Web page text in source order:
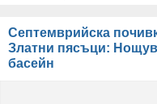
Септемврийска
Златни пясъци:
басейн